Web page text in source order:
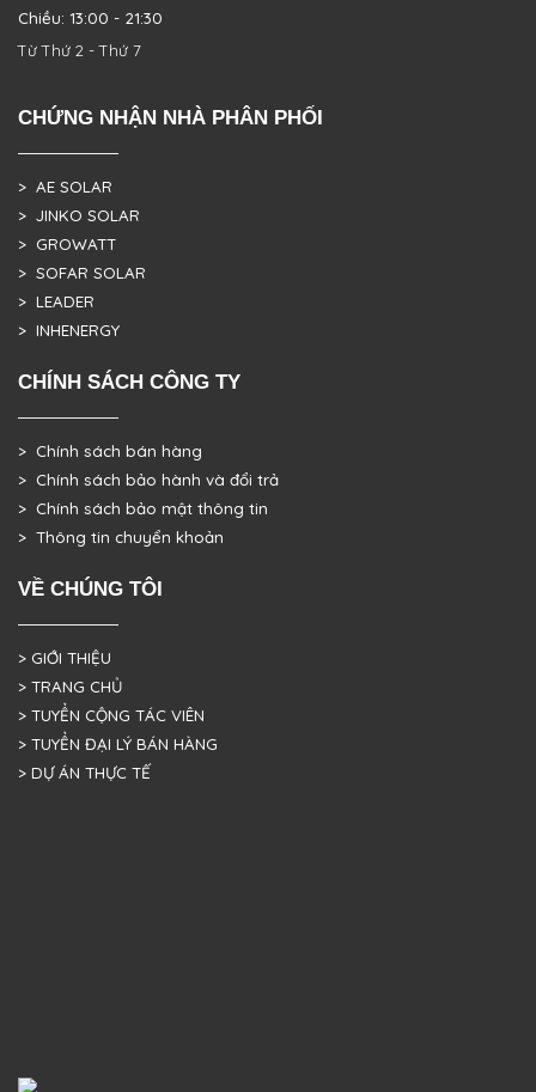
Chiều: 13:00 - 21:30
Từ Thứ 2 - Thứ 7
CHỨNG NHẬN NHÀ PHÂN PHỐI
> AE SOLAR
> JINKO SOLAR
> GROWATT
> SOFAR SOLAR
> LEADER
> INHENERGY
CHÍNH SÁCH CÔNG TY
> Chính sách bán hàng
> Chính sách bảo hành và đổi trả
> Chính sách bảo mật thông tin
> Thông tin chuyển khoản
VỀ CHÚNG TÔI
> GIỚI THIỆU
> TRANG CHỦ
> TUYỂN CỘNG TÁC VIÊN
> TUYỂN ĐẠI LÝ BÁN HÀNG
> DỰ ÁN THỰC TẾ